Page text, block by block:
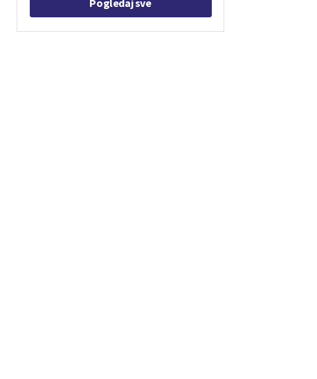
Pogledaj sve